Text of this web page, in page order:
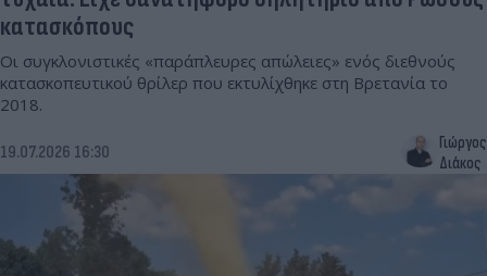
κατασκόπους
Οι συγκλονιστικές «παράπλευρες απώλειες» ενός διεθνούς
κατασκοπευτικού θρίλερ που εκτυλίχθηκε στη Βρετανία το
2018.
19.07.2026 16:30
Γιώργος
Διάκος